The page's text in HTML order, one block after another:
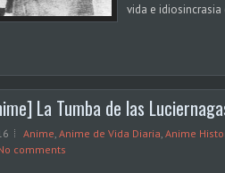
vida e idiosincrasia
La Tumba de las
Anime Anime de Vida Diaria Anime
comments